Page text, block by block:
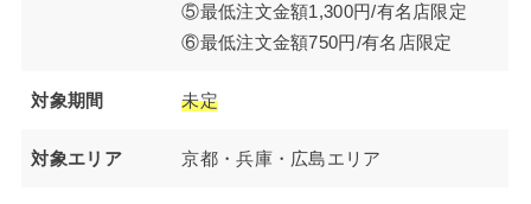
⑤最低注文金額1,300円/有名店限定
⑥最低注文金額750円/有名店限定
対象期間 未定
対象エリア 京都・兵庫・広島エリア